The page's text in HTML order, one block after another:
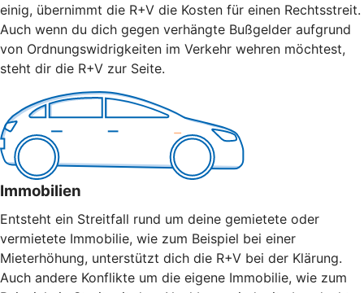
einig, übernimmt die R+V die Kosten für einen Rechtsstreit.
Auch wenn du dich gegen verhängte Bußgelder aufgrund
von Ordnungswidrigkeiten im Verkehr wehren möchtest,
steht dir die R+V zur Seite.
Immobilien
Entsteht ein Streitfall rund um deine gemietete oder
vermietete Immobilie, wie zum Beispiel bei einer
Mieterhöhung, unterstützt dich die R+V bei der Klärung.
Auch andere Konflikte um die eigene Immobilie, wie zum